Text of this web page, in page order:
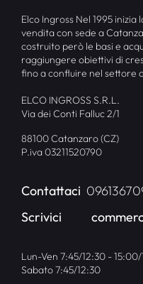
Elco Ingross Nel 1995
vendita con sede a
costruito però le basi e
raggiungere obiettivi di
fino a confluire nel settore
ELCO INGROSS S.R.L.
Via dei Conti Falluc 2/1
88100 Catanzaro (CZ)
P.iva 03211520790
Contattaci
Scrivici
Lun-Ven 7:45/12:30 -
Sabato 7:45/12:30